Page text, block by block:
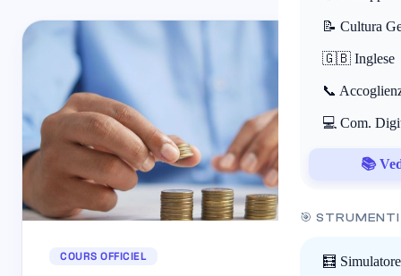
📝 Cultura
🇬🇧 Inglese
📞
💻 Com.
📚
🎯
🧮
COURS OFFICIEL